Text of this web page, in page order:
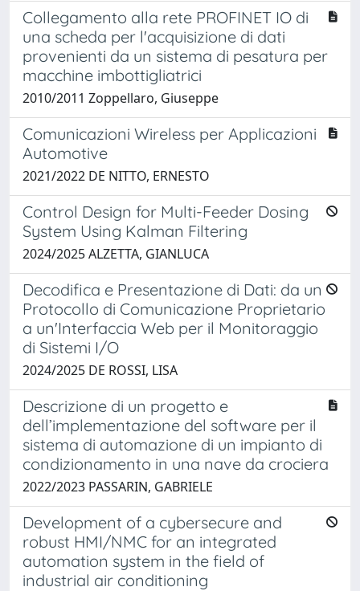
Collegamento alla rete PROFINET IO di
una scheda per l'acquisizione di dati
provenienti da un sistema di pesatura per
macchine imbottigliatrici
2010/2011 Zoppellaro, Giuseppe
Comunicazioni Wireless per Applicazioni
Automotive
2021/2022 DE NITTO, ERNESTO
Control Design for Multi-Feeder Dosing
System Using Kalman Filtering
2024/2025 ALZETTA, GIANLUCA
Decodifica e Presentazione di Dati: da un
Protocollo di Comunicazione Proprietario
a un'Interfaccia Web per il Monitoraggio
di Sistemi I/O
2024/2025 DE ROSSI, LISA
Descrizione di un progetto e
dell’implementazione del software per il
sistema di automazione di un impianto di
condizionamento in una nave da crociera
2022/2023 PASSARIN, GABRIELE
Development of a cybersecure and
robust HMI/NMC for an integrated
automation system in the field of
industrial air conditioning